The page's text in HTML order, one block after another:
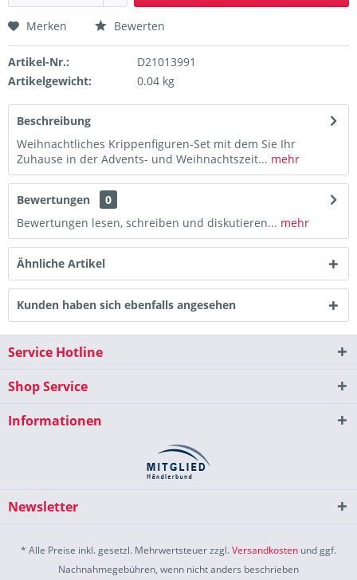
Merken Bewerten
Artikel-Nr.:
D21013991
Artikelgewicht:
0.04 kg
Beschreibung
Weihnachtliches Krippenfiguren-Set mit dem Sie Ihr
Zuhause in der Advents- und Weihnachtszeit... mehr
Bewertungen
0
Bewertungen lesen, schreiben und diskutieren... mehr
Ähnliche Artikel
Kunden haben sich ebenfalls angesehen
Service Hotline
Shop Service
Informationen
Newsletter
* Alle Preise inkl. gesetzl. Mehrwertsteuer zzgl.Versandkosten und ggf.
Nachnahmegebühren, wenn nicht anders beschrieben